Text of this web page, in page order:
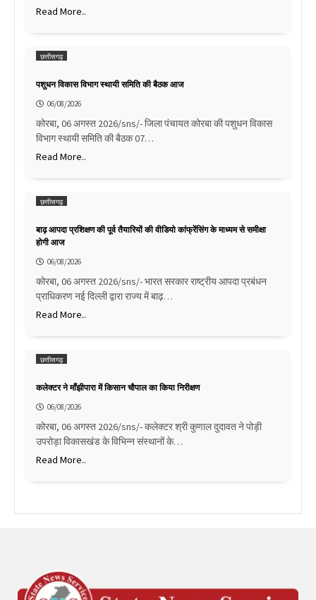
Read More..
छत्तीसगढ़
पशुधन विकास विभाग स्थायी समिति की बैठक आज
06/08/2026
कोरबा, 06 अगस्त 2026/sns/- जिला पंचायत कोरबा की पशुधन विकास
विभाग स्थायी समिति की बैठक 07…
Read More..
छत्तीसगढ़
बाढ़ आपदा प्रशिक्षण की पूर्व तैयारियों की वीडियो कांफ्रेंसिंग के माध्यम से समीक्षा
होगी आज
06/08/2026
कोरबा, 06 अगस्त 2026/sns/- भारत सरकार राष्ट्रीय आपदा प्रबंधन
प्राधिकरण नई दिल्ली द्वारा राज्य में बाढ़…
Read More..
छत्तीसगढ़
कलेक्टर ने माँझीपारा में किसान चौपाल का किया निरीक्षण
06/08/2026
कोरबा, 06 अगस्त 2026/sns/- कलेक्टर श्री कुणाल दुदावत ने पोड़ी
उपरोड़ा विकासखंड के विभिन्न संस्थानों के…
Read More..